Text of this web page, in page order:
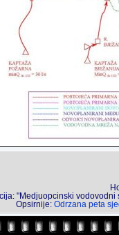
"Medjuopcinski
Opsirnije: Odrzana peta